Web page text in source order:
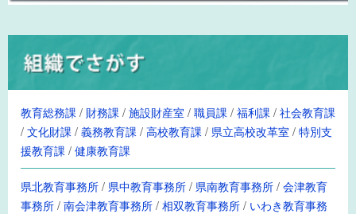
教育総務課 / 財務課 /施設財産室 /職員課 /福利課 /社会教育課
/文化財課 /義務教育課 /高校教育課 / 県立高校改革室 /特別支
援教育課 /健康教育課
県北教育事務所/ 県中教育事務所/ 県南教育事務所/会津教育
事務所/南会津教育事務所/相双教育事務所/ いわき教育事務